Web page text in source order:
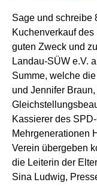
Sage und schreibe
Kuchenverkauf
guten Zweck und
Landau-SÜW e.V.
Summe, welche
und Jennifer
Kassierer des
Mehrgenerationen
Verein übergeben
die Leiterin der
Sina Ludwig,